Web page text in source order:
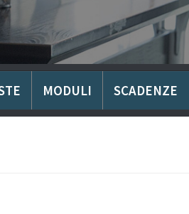
MODULI SCADENZE